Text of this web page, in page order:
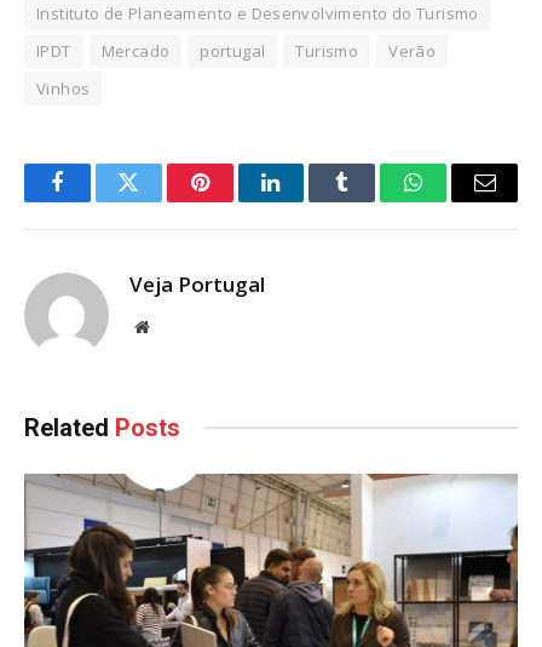
Instituto de Planeamento e Desenvolvimento do Turismo
IPDT
Mercado portugal Turismo
Verão
Vinhos
FacebookTwitter PinterestLinkedInTumblr WhatsAppEmail
Veja Portugal
Website
Related Posts